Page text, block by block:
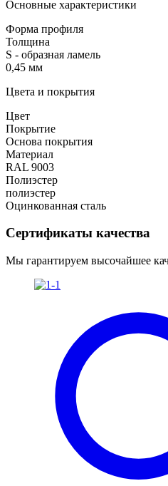
Основные характеристики
Форма профиля
Толщина
S - образная ламель
0,45 мм
Цвета и покрытия
Цвет
Покрытие
Основа покрытия
Материал
RAL 9003
Полиэстер
полиэстер
Оцинкованная сталь
Сертификаты качества
Мы гарантируем высочайшее